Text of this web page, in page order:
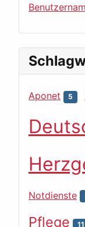
Aponet 5
Notdienste
Pflege 11